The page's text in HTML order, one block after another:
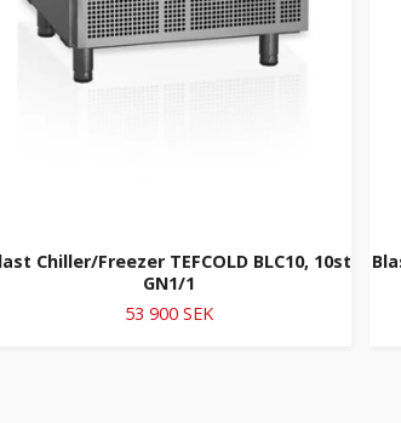
Chiller/Freezer TEFCOLD BLC10, 10st
GN1/1
53 900 SEK